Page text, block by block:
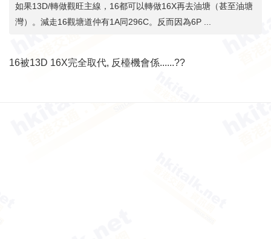
如果13D/轉做觀旺主線，16都可以轉做16X再去油塘（甚至油塘
灣）。減走16觀塘道仲有1A同296C。反而因為6P ...
16被13D 16X完全取代, 反檯機會係......??